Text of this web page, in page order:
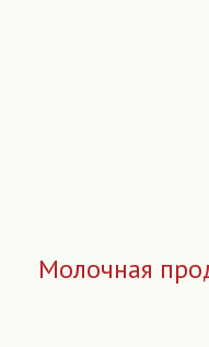
Молочная